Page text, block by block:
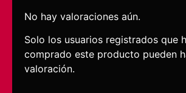
No hay valoraciones aún.
Solo los usuarios registrados que
comprado este producto pueden
valoración.